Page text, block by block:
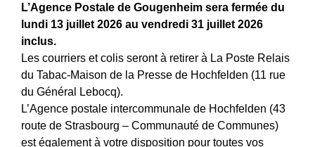
L’Agence Postale de Gougenheim sera fermée du
lundi 13 juillet 2026 au vendredi 31 juillet 2026
inclus.
Les courriers et colis seront à retirer à La Poste Relais
du Tabac-Maison de la Presse de Hochfelden (11 rue
du Général Lebocq).
L’Agence postale intercommunale de Hochfelden (43
route de Strasbourg – Communauté de Communes)
est également à votre disposition pour toutes vos